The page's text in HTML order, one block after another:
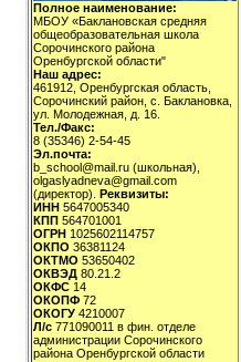
Полное наименование:
МБОУ «Баклановская средняя
общеобразовательная школа
Сорочинского района
Оренбургской области"
Наш адрес:
461912, Оренбургская область,
Сорочинский район, с. Баклановка,
ул. Молодежная, д. 16.
Тел./Факс:
8 (35346) 2-54-45
Эл.почта:
b_school@mail.ru (школьная),
olgaslyadneva@gmail.com
(директор). Реквизиты:
ИНН 5647005340
КПП 564701001
ОГРН 1025602114757
ОКПО 36381124
ОКТМО 53650402
ОКВЭД 80.21.2
ОКФС 14
ОКОПФ 72
ОКОГУ 4210007
Л/с 771090011 в фин. отделе
администрации Сорочинского
района Оренбургской области